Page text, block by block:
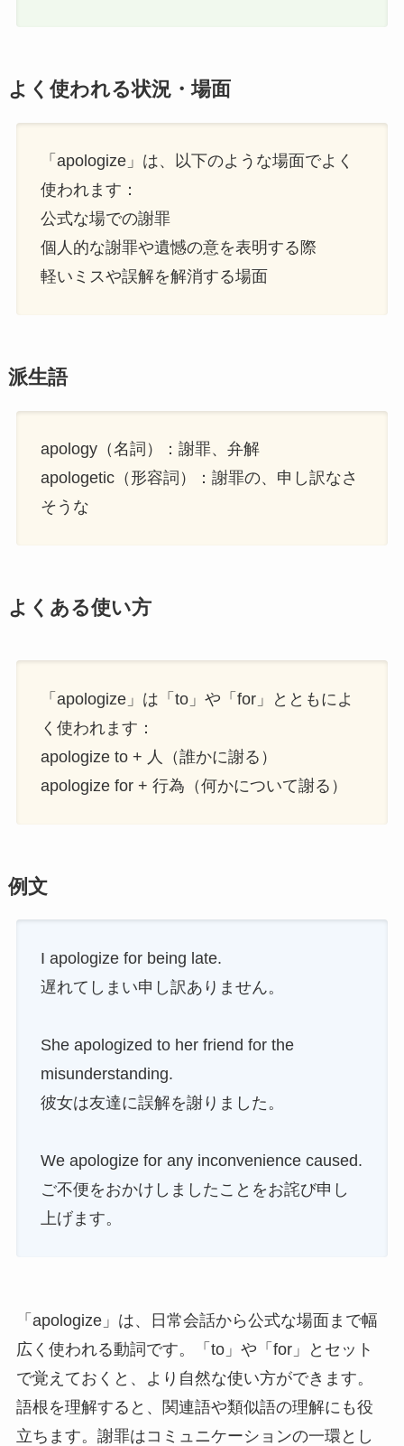
よく使われる状況・場面
「apologize」は、以下のような場面でよく
使われます：
公式な場での謝罪
個人的な謝罪や遺憾の意を表明する際
軽いミスや誤解を解消する場面
派生語
apology（名詞）：謝罪、弁解
apologetic（形容詞）：謝罪の、申し訳なさ
そうな
よくある使い方
「apologize」は「to」や「for」とともによ
く使われます：
apologize to + 人（誰かに謝る）
apologize for + 行為（何かについて謝る）
例文
I apologize for being late.
遅れてしまい申し訳ありません。
She apologized to her friend for the
misunderstanding.
彼女は友達に誤解を謝りました。
We apologize for any inconvenience caused.
ご不便をおかけしましたことをお詫び申し
上げます。
「apologize」は、日常会話から公式な場面まで幅
広く使われる動詞です。「to」や「for」とセット
で覚えておくと、より自然な使い方ができます。
語根を理解すると、関連語や類似語の理解にも役
立ちます。謝罪はコミュニケーションの一環とし